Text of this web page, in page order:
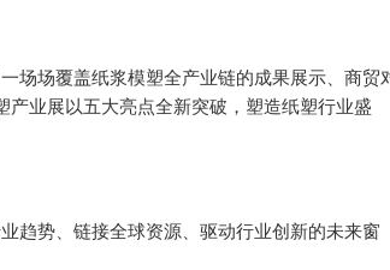
场场覆盖纸浆模塑全产业链的成果展示、商贸
业展以五大亮点全新突破，塑造纸塑行业盛
趋势、链接全球资源、驱动行业创新的未来窗